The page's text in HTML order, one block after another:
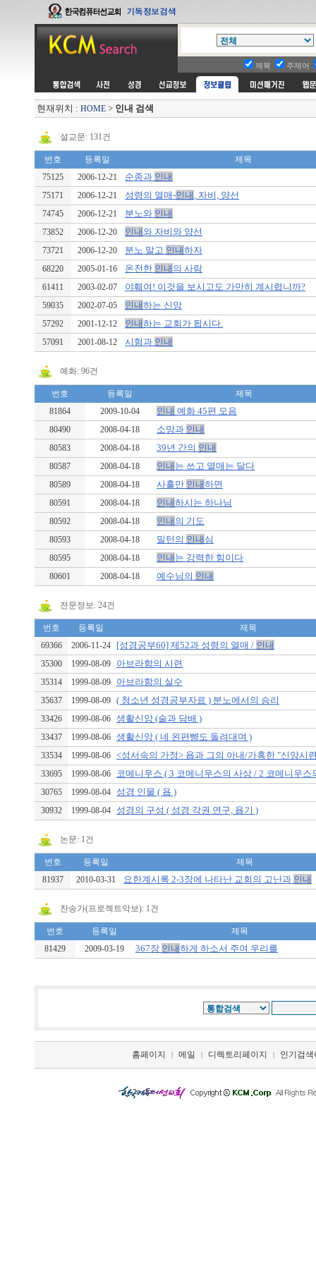
제목 주제어
현재위치 : HOME > 인내 검색
설교문: 131건
번호 등록일
제목
75125
2006-12-21 순종과 인내
75171 2006-12-21 성령의 열매-인내, 자비, 양선
74745 2006-12-21 분노와 인내
73852 2006-12-20 인내와 자비와 양선
73721 2006-12-20 분노 말고 인내하자
68220 2005-01-16 온전한 인내 의 사람
61411 2003-02-07 야훼여! 이것을 보시고도 가만히 계시렵니까?
59035 2002-07-05 인내하는 신앙
57292 2001-12-12 인내하는 교회가 됩시다.
57091 2001-08-12 시험과 인내
예화: 96건
번호 등록일
제목
81864
2009-10-04 인내 예화 45편 모음
80490 2008-04-18 소망과 인내
80583 2008-04-18 39년 간의 인내
80587 2008-04-18 인내 는 쓰고 열매는 달다
80589 2008-04-18 사흘만 인내하면
80591 2008-04-18 인내하시는 하나님
80592 2008-04-18 인내 의 기도
80593 2008-04-18 밀턴의 인내 심
80595 2008-04-18 인내 는 강력한 힘이다
80601 2008-04-18 예수님의 인내
전문정보: 24건
번호 등록일
제목
69366
2006-11-24 [성경공부60] 제52과 성령의 열매 / 인내
35300 1999-08-09 아브라함의 시련
35314 1999-08-09 아브라함의 실수
35637 1999-08-09 ( 청소년 성경공부자료 ) 분노에서의 승리
33426 1999-08-06 생활신앙 (술과 담배 )
33437 1999-08-06 생활신앙 ( 네 왼편뺨도 돌려대며 )
33534 1999-08-06 <성서속의 가정> 욥과 그의 아내/가혹한 "신앙시
33695 1999-08-06 코메니우스 ( 3 코메니우스의 사상 / 2 코메니우스
30765 1999-08-04 성경 인물 ( 욥 )
30932 1999-08-04 성경의 구성 ( 성경 각권 연구, 욥기 )
논문: 1건
번호 등록일
제목
81937
2010-03-31 요한계시록 2-3장에 나타난 교회의 고난과 인내
찬송가(프로젝트악보): 1건
번호 등록일
제목
81429
2009-03-19 367장 인내하게 하소서 주여 우리를
홈페이지 | 메일 | 디렉토리페이지 | 인기검색